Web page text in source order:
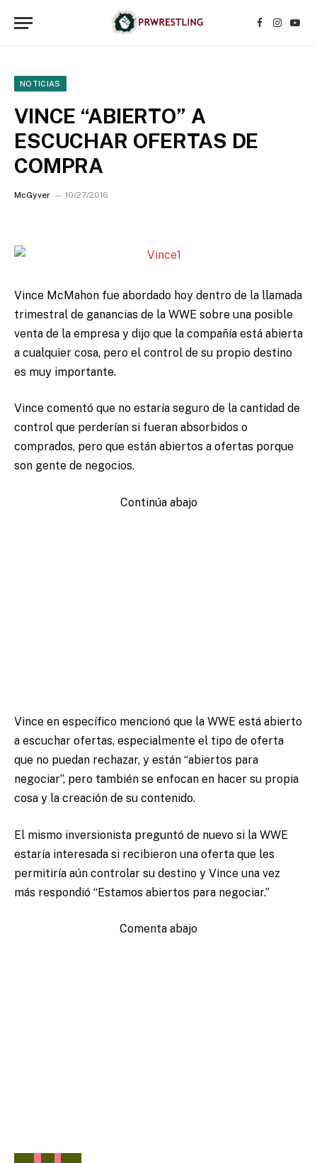
Facebook
NOTICIAS
VINCE “ABIERTO” A
ESCUCHAR OFERTAS DE
COMPRA
McGyver 10/27/2016
Vince McMahon fue abordado hoy dentro de la llamada
trimestral de ganancias de la WWE sobre una posible
venta de la empresa y dijo que la compañía está abierta
a cualquier cosa, pero el control de su propio destino
es muy importante.
Vince comentó que no estaría seguro de la cantidad de
control que perderían si fueran absorbidos o
comprados, pero que están abiertos a ofertas porque
son gente de negocios.
Continúa abajo
Vince en específico mencionó que la WWE está abierto
a escuchar ofertas, especialmente el tipo de oferta
que no puedan rechazar, y están “abiertos para
negociar”, pero también se enfocan en hacer su propia
cosa y la creación de su contenido.
El mismo inversionista preguntó de nuevo si la WWE
estaría interesada si recibieron una oferta que les
permitiría aún controlar su destino y Vince una vez
más respondió “Estamos abiertos para negociar.”
Comenta abajo